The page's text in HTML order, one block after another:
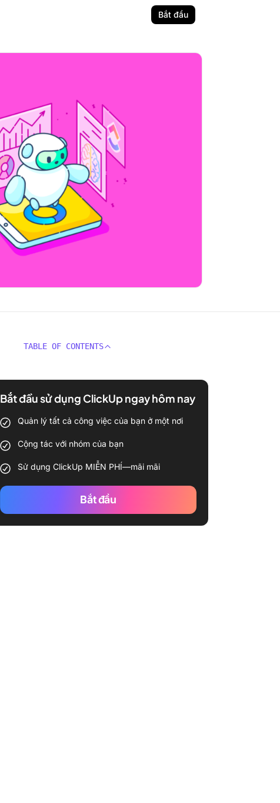
Bắt đầu
TABLE OF CONTENTS
Bắt đầu sử dụng ClickUp ngay hôm nay
Quản lý tất cả công việc của bạn ở một nơi
Cộng tác với nhóm của bạn
Sử dụng ClickUp MIỄN PHÍ—mãi mãi
Bắt đầu